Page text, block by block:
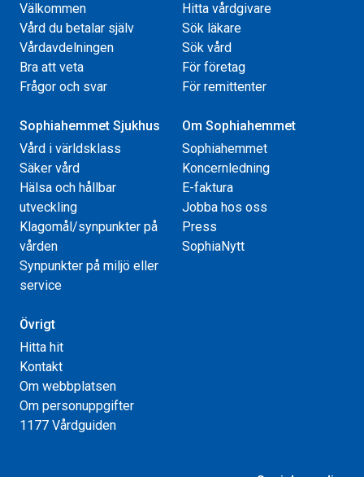
Välkommen
Vård du betalar själv
Vårdavdelningen
Bra att veta
Frågor och svar
Hitta vårdgivare
Sök läkare
Sök vård
För företag
För remittenter
Sophiahemmet Sjukhus
Vård i världsklass
Säker vård
Hälsa och hållbar
utveckling
Klagomål/synpunkter på
vården
Synpunkter på miljö eller
service
Om Sophiahemmet
Sophiahemmet
Koncernledning
E-faktura
Jobba hos oss
Press
SophiaNytt
Övrigt
Hitta hit
Kontakt
Om webbplatsen
Om personuppgifter
1177 Vårdguiden